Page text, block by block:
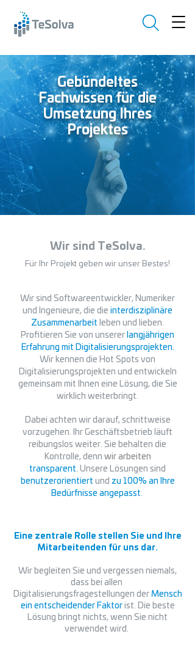
Gebündeltes
Fachwissen für die
Umsetzung Ihres
Projektes
Wir sind TeSolva.
Für Ihr Projekt geben wir unser Bestes!
Wir sind Softwareentwickler, Numeriker
und Ingenieure, die die interdisziplinäre
Zusammenarbeit leben und lieben.
Profitieren Sie von unserer langjährigen
Erfahrung mit Digitalisierungsprojekten.
Wir kennen die Hot Spots von
Digitalisierungsprojekten und entwickeln
gemeinsam mit Ihnen eine Lösung, die Sie
wirklich weiterbringt.
Dabei achten wir darauf, schrittweise
vorzugehen. Ihr Geschäftsbetrieb läuft
reibungslos weiter. Sie behalten die
Kontrolle, denn wir arbeiten
transparent. Unsere Lösungen sind
benutzerorientiert und zu 100% an Ihre
Bedürfnisse angepasst.
Eine zentrale Rolle stellen Sie und Ihre
Mitarbeitenden für uns dar.
Wir begleiten Sie und vergessen niemals,
dass bei allen
Digitalisierungsfragestellungen der Mensch
ein entscheidender Faktorist. Die beste
Lösung bringt nichts, wenn Sie nicht
verwendet wird.